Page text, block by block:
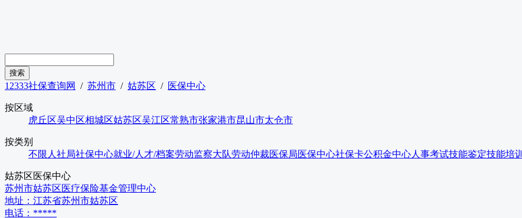
12333社保查询网 / 苏州市 / 姑苏区 / 医保中心
按区域
虎丘区吴中区相城区姑苏区吴江区常熟市张家港市昆山市太仓市
按类别
不限 人社局社保中心就业/人才/档案劳动监察大队劳动仲裁医保局医保中心社保卡公积金中心人事考试技能鉴定技能培训
姑苏区医保中心
苏州市姑苏区医疗保险基金管理中心
地址： 江苏省苏州市姑苏区
电话： *****